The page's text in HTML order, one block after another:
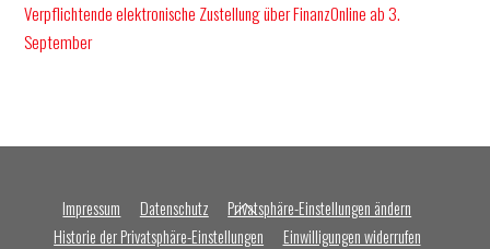
Verpflichtende elektronische Zustellung über FinanzOnline ab 3.
September
Back
To
Impressum Datenschutz
Privatsphäre-Einstellungen ändern
Historie der Privatsphäre-Einstellungen
Einwilligungen widerrufen